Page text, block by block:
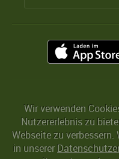
Wir verwenden
Nutzererlebnis zu
Webseite zu
in unserer